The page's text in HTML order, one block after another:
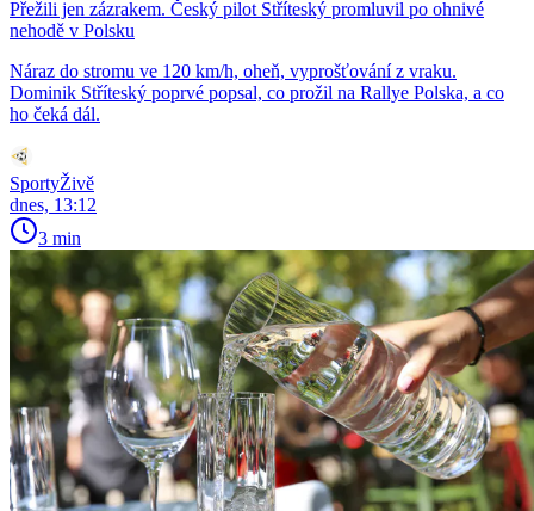
Přežili jen zázrakem. Český pilot Stříteský promluvil po ohnivé
nehodě v Polsku
Náraz do stromu ve 120 km/h, oheň, vyprošťování z vraku.
Dominik Stříteský poprvé popsal, co prožil na Rallye Polska, a co
ho čeká dál.
SportyŽivě
dnes, 13:12
3 min